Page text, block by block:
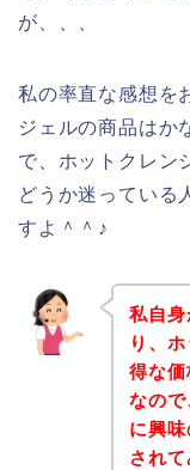
が、、、
私の率直な感想を
ジェルの商品はか
で、ホットクレン
どうか迷っている
すよ＾＾♪
私自
り、
得な
なの
に興
され